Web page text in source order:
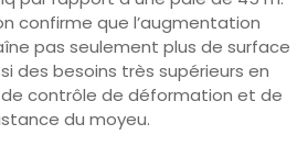
confirme que l’augmentation
pas seulement plus de surface
des besoins très supérieurs en
contrôle de déformation et de
du moyeu.